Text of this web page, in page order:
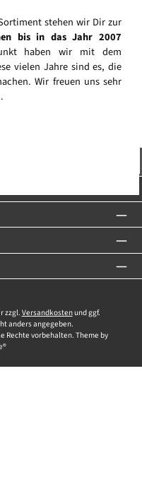
stehen wir Dir zur
bis in das Jahr 2007
haben wir mit dem
vielen Jahre sind es, die
Wir freuen uns sehr
zzgl. Versandkostenund ggf.
anders angegeben.
Rechte vorbehalten. Theme by